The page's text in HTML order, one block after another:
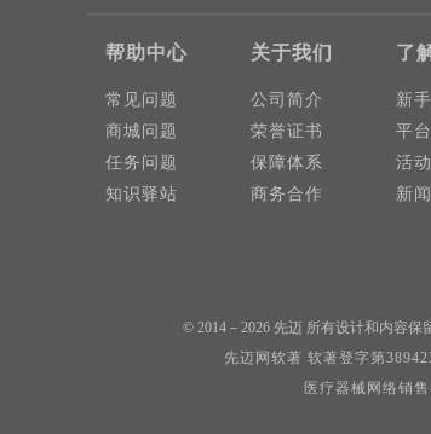
帮助中心
常见问题
商城问题
任务问题
知识驿站
关于我们
公司简介
荣誉证书
保障体系
商务合作
了
新
平
活
新
© 2014－2026 先迈 所有设计和内容保
先迈网软著 软著登字第
医疗器械网络销